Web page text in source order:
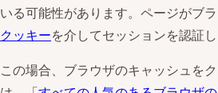
いる可能性があります。ページがブ
クッキーを介してセッションを認証
この場合、ブラウザのキャッシュを